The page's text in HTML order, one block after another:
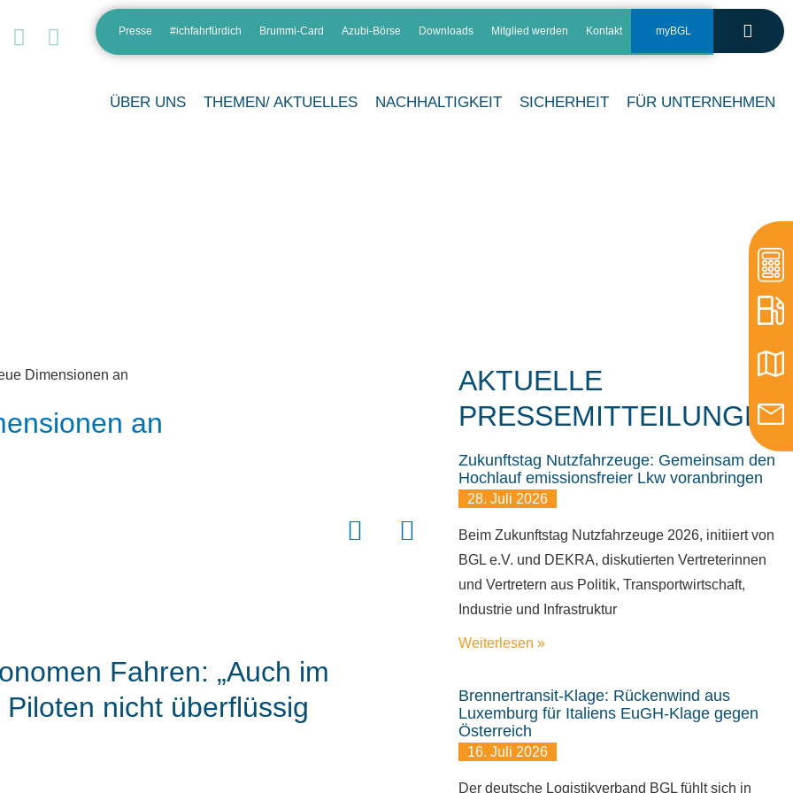
Presse #ichfahrfürdich Brummi-Card Azubi-Börse Downloads Mitglied werden Kontakt myBGL
ÜBER UNS THEMEN/ AKTUELLES NACHHALTIGKEIT SICHERHEIT FÜR UNTERNEHMEN
Dimensionen an
an
Fahren: „Auch im
nicht überflüssig
AKTUELLE
PRESSEMITTEILUNGEN
Zukunftstag Nutzfahrzeuge: Gemeinsam den
Hochlauf emissionsfreier Lkw voranbringen
28. Juli 2026
Beim Zukunftstag Nutzfahrzeuge 2026, initiiert von
BGL e.V. und DEKRA, diskutierten Vertreterinnen
und Vertretern aus Politik, Transportwirtschaft,
Industrie und Infrastruktur
Weiterlesen »
Brennertransit-Klage: Rückenwind aus
Luxemburg für Italiens EuGH-Klage gegen
Österreich
16. Juli 2026
Der deutsche Logistikverband BGL fühlt sich in